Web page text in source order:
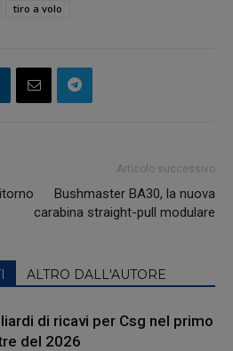
tiro a volo
Articolo successivo
Bushmaster BA30, la nuova
carabina straight-pull modulare
ALTRO DALL'AUTORE
di ricavi per Csg nel primo
del 2026